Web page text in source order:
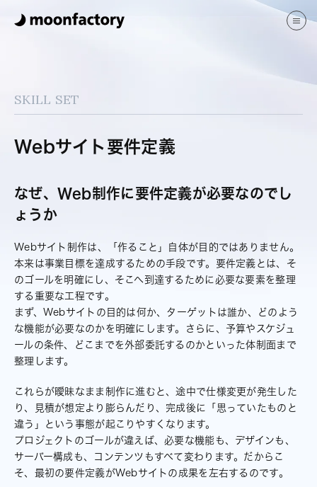
よくある質問
JPEN
お問い合わせ
SKILL SET
Webサイト要件定義
なぜ、Web制作に要件定義が必要なのでし
ょうか
Webサイト制作は、「作ること」自体が目的ではありません。
本来は事業目標を達成するための手段です。要件定義とは、そ
のゴールを明確にし、そこへ到達するために必要な要素を整理
する重要な工程です。
まず、Webサイトの目的は何か、ターゲットは誰か、どのよう
な機能が必要なのかを明確にします。さらに、予算やスケジュ
ールの条件、どこまでを外部委託するのかといった体制面まで
整理します。
これらが曖昧なまま制作に進むと、途中で仕様変更が発生した
り、見積が想定より膨らんだり、完成後に「思っていたものと
違う」という事態が起こりやすくなります。
プロジェクトのゴールが違えば、必要な機能も、デザインも、
サーバー構成も、コンテンツもすべて変わります。だからこ
そ、最初の要件定義がWebサイトの成果を左右するのです。